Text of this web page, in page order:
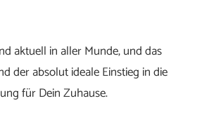
aktuell in aller Munde, und das
der absolut ideale Einstieg in die
für Dein Zuhause.